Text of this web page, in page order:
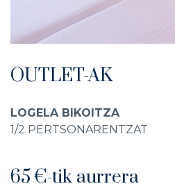
OUTLET-AK
LOGELA BIKOITZA
1/2 PERTSONARENTZAT
65 €-tik aurrera